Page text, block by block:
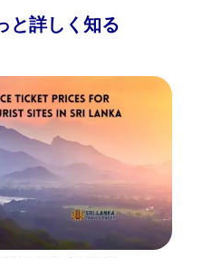
と詳しく知る